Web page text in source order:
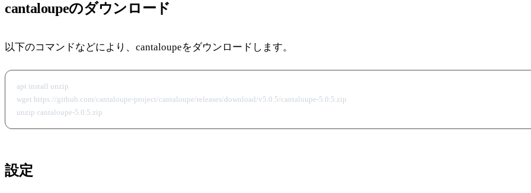
cantaloupeのダウンロード
以下のコマンドなどにより、cantaloupeをダウンロードします。
apt install unzip
wget https://github.com/cantaloupe-project/cantaloupe/releases/download/v5.0.5/cantaloupe-5.0.5.zip
設定